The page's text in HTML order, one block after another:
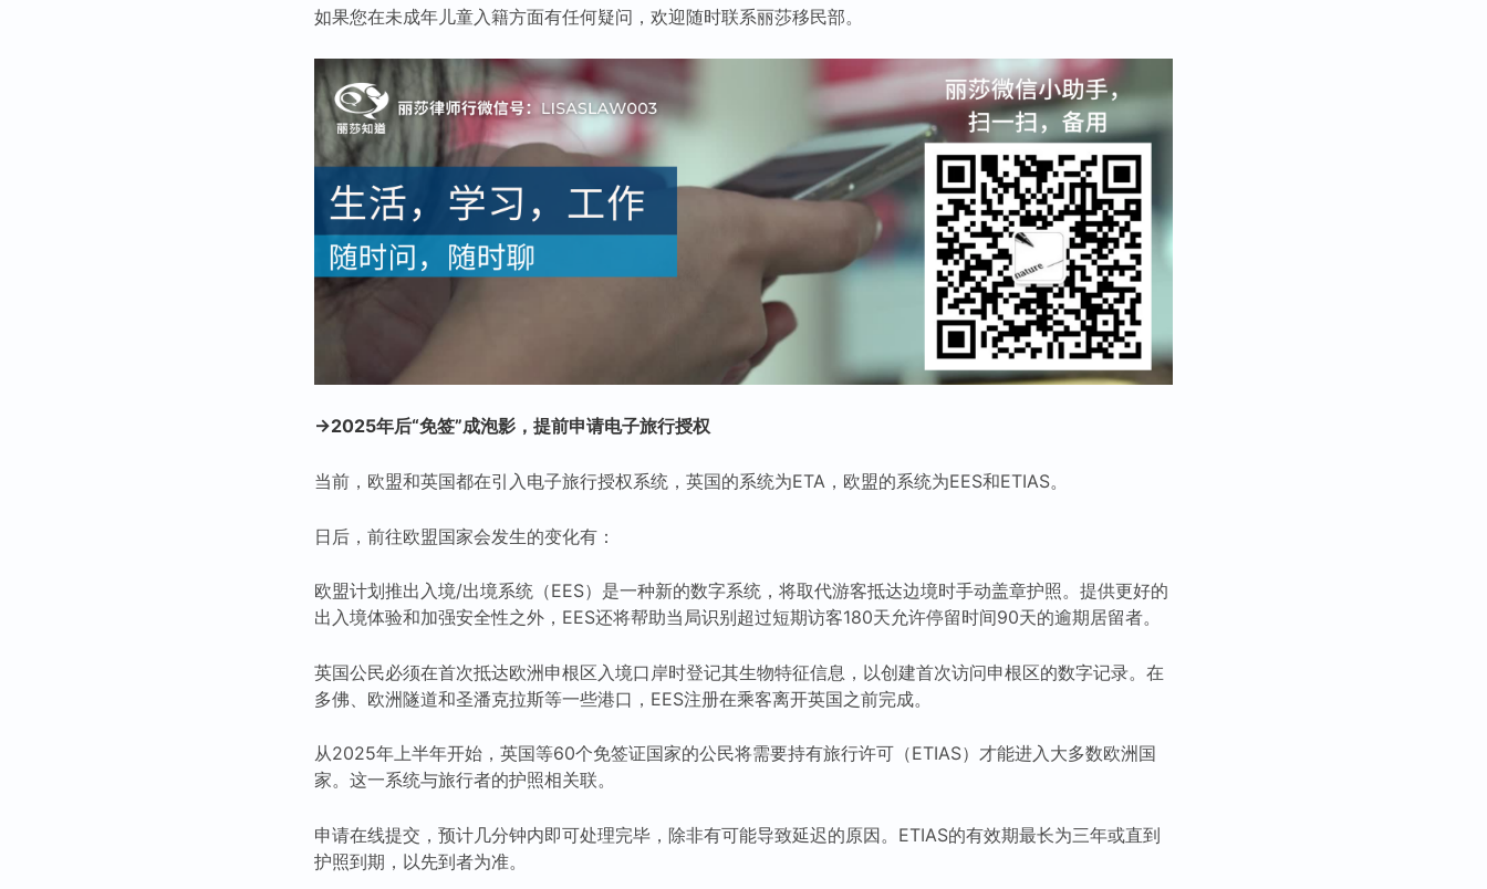
如果您在未成年儿童入籍方面有任何疑问，欢迎随时联系丽莎移民部。
→2025年后“免签”成泡影，提前申请电子旅行授权
当前，欧盟和英国都在引入电子旅行授权系统，英国的系统为ETA，欧盟的系统为EES和ETIAS。
日后，前往欧盟国家会发生的变化有：
欧盟计划推出入境/出境系统（EES）是一种新的数字系统，将取代游客抵达边境时手动盖章护照。提供更好的
出入境体验和加强安全性之外，EES还将帮助当局识别超过短期访客180天允许停留时间90天的逾期居留者。
英国公民必须在首次抵达欧洲申根区入境口岸时登记其生物特征信息，以创建首次访问申根区的数字记录。在
多佛、欧洲隧道和圣潘克拉斯等一些港口，EES注册在乘客离开英国之前完成。
从2025年上半年开始，英国等60个免签证国家的公民将需要持有旅行许可（ETIAS）才能进入大多数欧洲国
家。这一系统与旅行者的护照相关联。
申请在线提交，预计几分钟内即可处理完毕，除非有可能导致延迟的原因。ETIAS的有效期最长为三年或直到
护照到期，以先到者为准。